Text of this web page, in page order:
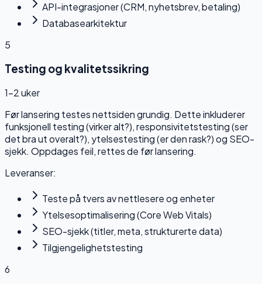
API-integrasjoner (CRM, nyhetsbrev, betaling)
Databasearkitektur
5
Testing og kvalitetssikring
1–2 uker
Før lansering testes nettsiden grundig. Dette inkluderer
funksjonell testing (virker alt?), responsivitetstesting (ser
det bra ut overalt?), ytelsestesting (er den rask?) og SEO-
sjekk. Oppdages feil, rettes de før lansering.
Leveranser:
Teste på tvers av nettlesere og enheter
Ytelsesoptimalisering (Core Web Vitals)
SEO-sjekk (titler, meta, strukturerte data)
Tilgjengelighetstesting
6